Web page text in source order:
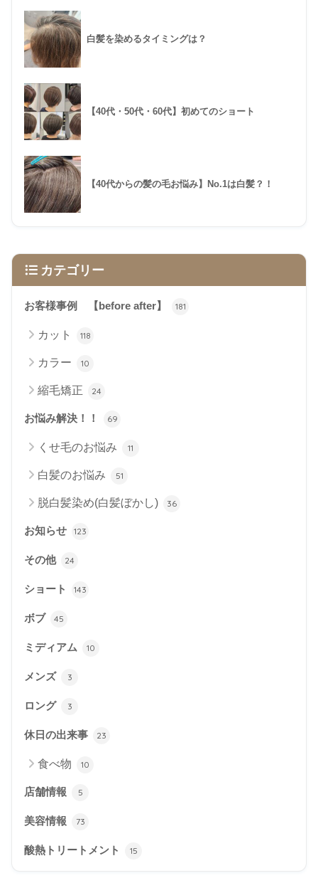
白髪を染めるタイミングは？
【40代・50代・60代】初めてのショート
【40代からの髪の毛お悩み】No.1は白髪？！
カテゴリー
お客様事例 【before after】 181
カット 118
カラー 10
縮毛矯正 24
お悩み解決！！ 69
くせ毛のお悩み 11
白髪のお悩み 51
脱白髪染め(白髪ぼかし) 36
お知らせ 123
その他 24
ショート 143
ボブ 45
ミディアム 10
メンズ 3
ロング 3
休日の出来事 23
食べ物 10
店舗情報 5
美容情報 73
酸熱トリートメント 15